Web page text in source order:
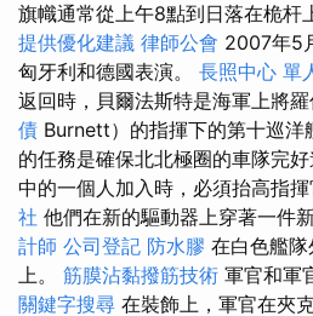
旗幟通常從上午8點到日落在桅杆
提供優化建議 律師公會 2007年5
匈牙利和德國表演。 長照中心 單
返回時，貝爾法斯特是海軍上將
債 Burnett）的指揮下的第十巡洋
的任務是確保北北極圈的車隊完
中的一個人加入時，必須抬高指揮
社 他們在新的驅動器上穿著一件
計師 公司登記 防水膠 在白色艦
上。 筋膜沾黏撥筋技術 軍官和軍
關鍵字搜尋 在裝飾上，軍官在夾